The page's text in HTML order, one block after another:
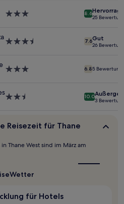
3.0-
8.6
25
3.5-
7.6Gut
26
3.0-
6.85
2.5-
10.0
3
Reisezeit für Thane
Thane West sind im März am
Wetter
für Hotels